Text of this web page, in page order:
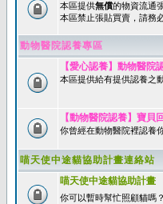
本區提供無償的物資流通
本區禁止張貼買賣，請務
動物醫院認養專區
【愛心認養】動物醫院
本區提供給有提供認養之
【動物醫院認養】寶貝
你曾經在動物醫院裡認養
喵天使中途貓協助計畫連絡站
喵天使中途貓協助計畫
你可以暫時幫忙照顧貓嗎